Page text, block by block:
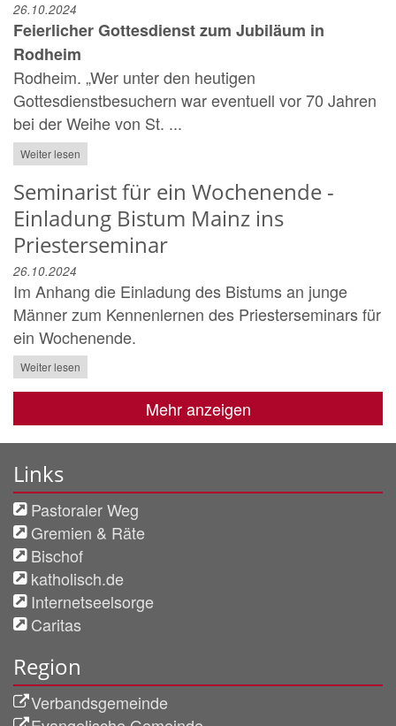
26.10.2024
Feierlicher Gottesdienst zum Jubiläum in
Rodheim
Rodheim. „Wer unter den heutigen
Gottesdienstbesuchern war eventuell vor 70 Jahren
bei der Weihe von St. ...
Weiter lesen
Seminarist für ein Wochenende -
Einladung Bistum Mainz ins
Priesterseminar
26.10.2024
Im Anhang die Einladung des Bistums an junge
Männer zum Kennenlernen des Priesterseminars für
ein Wochenende.
Weiter lesen
Mehr anzeigen
Links
Pastoraler Weg
Gremien & Räte
Bischof
katholisch.de
Internetseelsorge
Caritas
Region
Verbandsgemeinde